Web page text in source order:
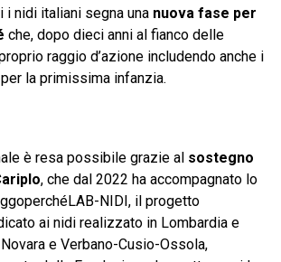
i nidi italiani segna una nuova fase per
che, dopo dieci anni al fianco delle
raggio d’azione includendo anche i
la primissima infanzia.
è resa possibile grazie al sostegno
, che dal 2022 ha accompagnato lo
NIDI, il progetto
ai nidi realizzato in Lombardia e
e Verbano-Cusio-Ossola,